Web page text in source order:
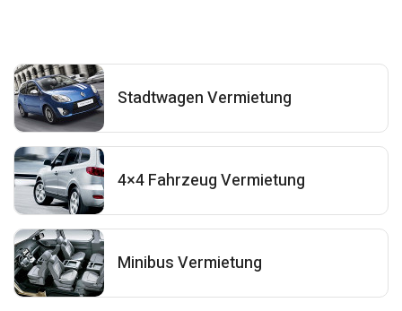
Stadtwagen Vermietung
4×4 Fahrzeug Vermietung
Minibus Vermietung